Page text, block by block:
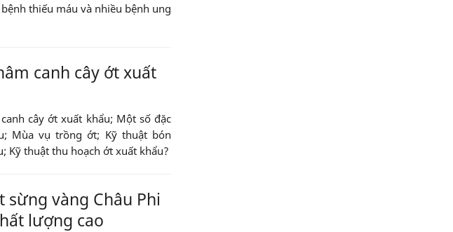
thiếu máu và nhiều bệnh ung
canh cây ớt xuất
cây ớt xuất khẩu; Một số đặc
Mùa vụ trồng ớt; Kỹ thuật bón
Kỹ thuật thu hoạch ớt xuất khẩu?
sừng vàng Châu Phi
lượng cao